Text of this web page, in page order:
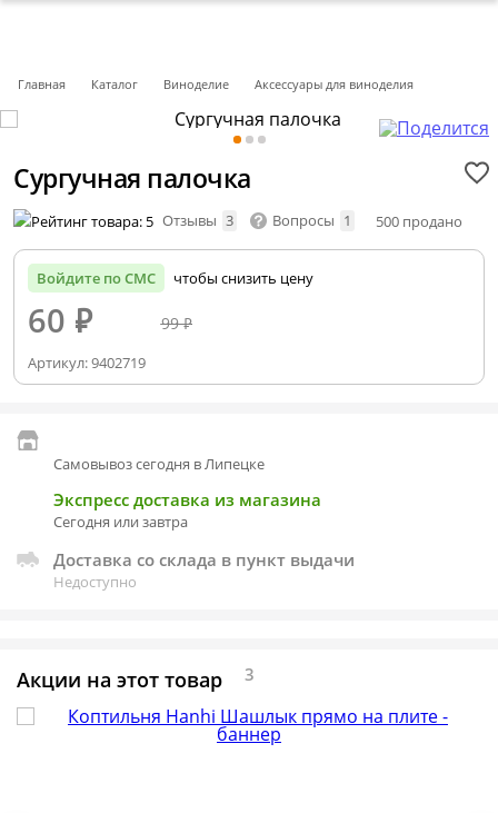
Главная Каталог Виноделие Аксессуары для виноделия
Сургучная палочка
Отзывы 3 Вопросы 1 500 продано
Войдите по СМС чтобы снизить цену
60 ₽ 99 ₽
Артикул:9402719
Самовывоз сегодня в Липецке
Экспресс доставка из магазина
Сегодня или завтра
Доставка со склада в пункт выдачи
Недоступно
Акции на этот товар 3